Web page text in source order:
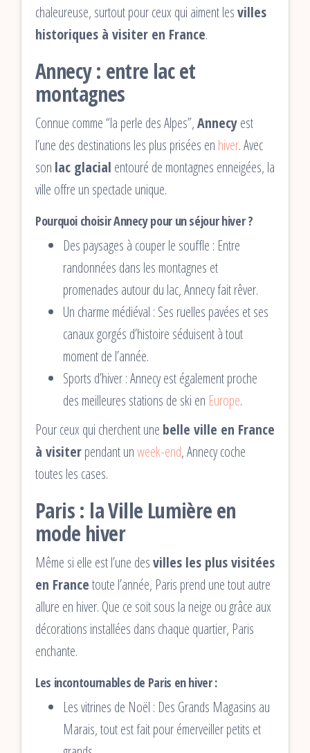
chaleureuse, surtout pour ceux qui aiment lesvilles
historiques à visiter en France.
Annecy : entre lac et
montagnes
Connue comme “la perle des Alpes”,Annecyest
l’une des destinations les plus prisées en hiver. Avec
son lac glacial entouré de montagnes enneigées, la
ville offre un spectacle unique.
Pourquoi choisir Annecy pour un séjour hiver ?
Des paysages à couper le souffle : Entre
randonnées dans les montagnes et
promenades autour du lac, Annecy fait rêver.
Un charme médiéval : Ses ruelles pavées et ses
canaux gorgés d’histoire séduisent à tout
moment de l’année.
Sports d’hiver : Annecy est également proche
des meilleures stations de ski en Europe.
Pour ceux qui cherchent une belle ville en France
à visiterpendant unweek-end, Annecy coche
toutes les cases.
Paris : la Ville Lumière en
mode hiver
Même si elle est l’une desvilles les plus visitées
en Francetoute l’année, Paris prend une tout autre
allure en hiver. Que ce soit sous la neige ou grâce aux
décorations installées dans chaque quartier, Paris
enchante.
Les incontournables de Paris en hiver :
Les vitrines de Noël : Des Grands Magasins au
Marais, tout est fait pour émerveiller petits et